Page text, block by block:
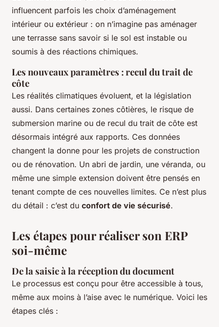
influencent parfois les choix d’aménagement
intérieur ou extérieur : on n’imagine pas aménager
une terrasse sans savoir si le sol est instable ou
soumis à des réactions chimiques.
Les nouveaux paramètres : recul du trait de
côte
Les réalités climatiques évoluent, et la législation
aussi. Dans certaines zones côtières, le risque de
submersion marine ou de recul du trait de côte est
désormais intégré aux rapports. Ces données
changent la donne pour les projets de construction
ou de rénovation. Un abri de jardin, une véranda, ou
même une simple extension doivent être pensés en
tenant compte de ces nouvelles limites. Ce n’est plus
du détail : c’est du confort de vie sécurisé.
Les étapes pour réaliser son ERP
soi-même
De la saisie à la réception du document
Le processus est conçu pour être accessible à tous,
même aux moins à l’aise avec le numérique. Voici les
étapes clés :